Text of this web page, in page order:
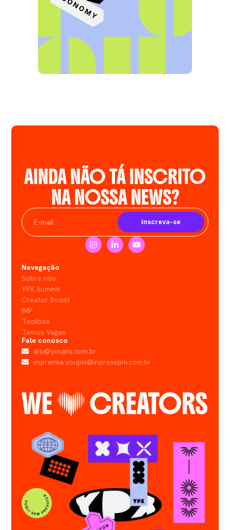
AINDA NÃO TÁ INSCRITO
NA NOSSA NEWS?
Inscreva-se
Navegação
Sobre nós
YPX Summit
Creator Boost
IMP
Toolbox
Temos Vagas
Fale conosco
alo@youpix.com.br
imprensa.youpix@inpresspni.com.br